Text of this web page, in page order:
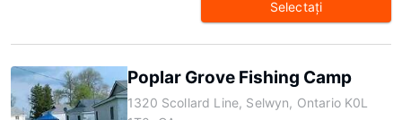
Selectaţi
Poplar Grove Fishing Camp
1320 Scollard Line, Selwyn, Ontario K0L